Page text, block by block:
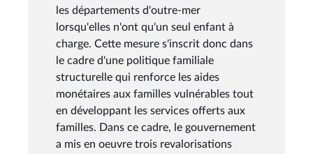
les départements d'outre-mer
lorsqu'elles n'ont qu'un seul enfant à
charge. Cette mesure s'inscrit donc dans
le cadre d'une politique familiale
structurelle qui renforce les aides
monétaires aux familles vulnérables tout
en développant les services offerts aux
familles. Dans ce cadre, le gouvernement
a mis en oeuvre trois revalorisations